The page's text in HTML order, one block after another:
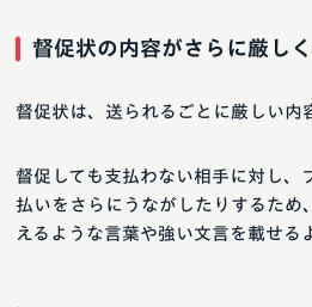
督促状の内容がさらに厳し
督促状は、送られるごとに厳しい内
督促しても支払わない相手に対し、
払いをさらにうながしたりするため
えるような言葉や強い文言を載せる